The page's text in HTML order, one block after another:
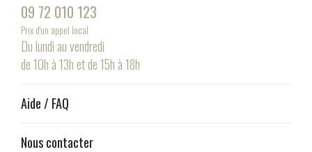
09 72 010 123
Prix d'un appel local
Du lundi au vendredi
de 10h à 13h et de 15h à 18h
Aide / FAQ
Nous contacter